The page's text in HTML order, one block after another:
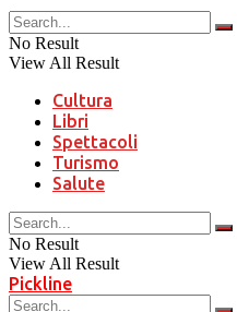
No Result
View All Result
Cultura
Libri
Spettacoli
Turismo
Salute
No Result
View All Result
Pickline